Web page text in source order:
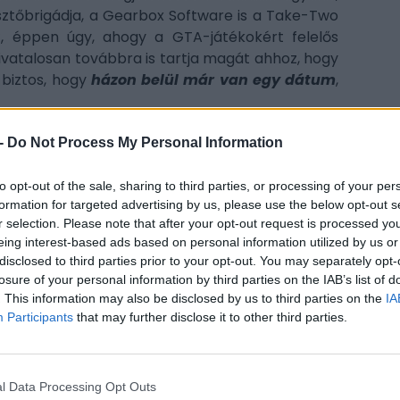
Do Not Process My Personal Information
opt-out of the sale, sharing to third parties, or processing of your
for targeted advertising by us, please use the below opt-out
selection. Please note that after your opt-out request is processed
interest-based ads based on personal information utilized by us
to third parties prior to your opt-out. You may separately
of your personal information by third parties on the IAB’s list of
This information may also be disclosed by us to third parties on the
Participants that may further disclose it to other third parties.
Data Processing Opt Outs
a Gearbox Software is a Take-Two
úgy, ahogy a GTA-játékokért felelős
továbbra is tartja magát ahhoz, hogy
hogy házon belül már van egy dátum,
némi taktikázás a dátumokkal, arra azonban,
volna előre a Borderlands 4 megjelenését,
X-posztja."Az, hogy a Borderlands 4-et
annak az eredménye, hogy teljes mértékig
menetében - ezt a maradék teendők és a
és tempója támasztja alá. Az előrehozás
az, hogy más termékeknek mi a vélt vagy
ki a Gearbox-elnök.
result of confidence in the game and
tasks and bug find/fix rates. Our decision
actual or theoretical launch date.